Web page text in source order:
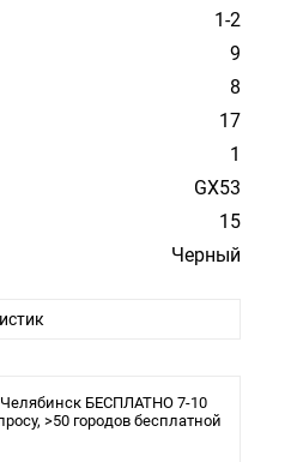
1-2
9
8
17
1
GX53
15
Черный
Кухня, Спальня
струнная система
БЕСПЛАТНО 7-10
>50 городов бесплатной